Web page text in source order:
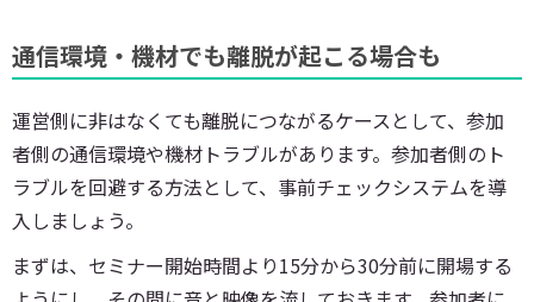
通信環境・機材でも離脱が起こる場合も
運営側に非はなくても離脱につながるケースとして、参加
者側の通信環境や機材トラブルがあります。参加者側のト
ラブルを回避する方法として、事前チェックシステムを導
入しましょう。
まずは、セミナー開始時間より15分から30分前に開場する